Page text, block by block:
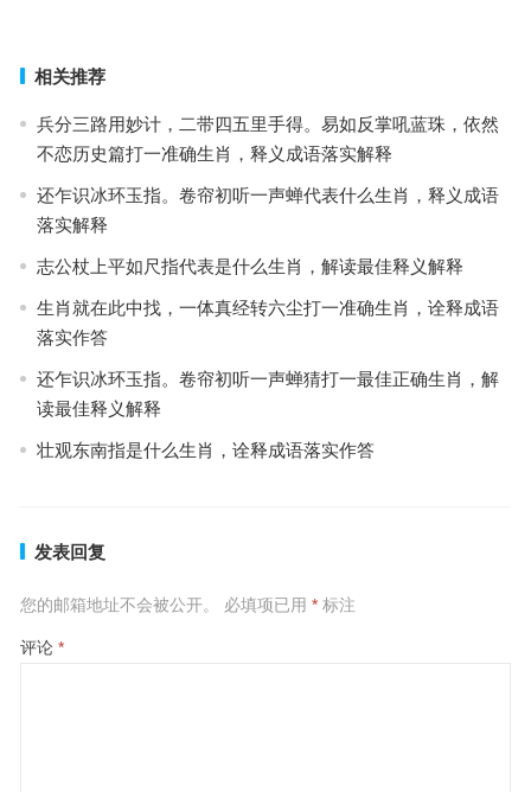
相关推荐
兵分三路用妙计，二带四五里手得。易如反掌吼蓝珠，依然
不恋历史篇打一准确生肖，释义成语落实解释
还乍识冰环玉指。卷帘初听一声蝉代表什么生肖，释义成语
落实解释
志公杖上平如尺指代表是什么生肖，解读最佳释义解释
生肖就在此中找，一体真经转六尘打一准确生肖，诠释成语
落实作答
还乍识冰环玉指。卷帘初听一声蝉猜打一最佳正确生肖，解
读最佳释义解释
壮观东南指是什么生肖，诠释成语落实作答
发表回复
您的邮箱地址不会被公开。 必填项已用 *标注
评论 *